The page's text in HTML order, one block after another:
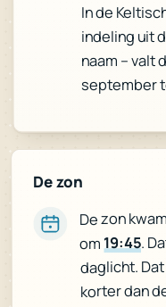
In de
indeling uit
naam – valt
september
De zon
De zon
om 19:45.
daglicht.
korter dan